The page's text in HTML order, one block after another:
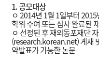
1.공모대상
ㅇ 2014년 1월 1일부터
학위 수여 또는 심사 완료된
ㅇ 선정된 후 재외동포재단
(research.korean.net) 게재
약발표가 가능한 논문